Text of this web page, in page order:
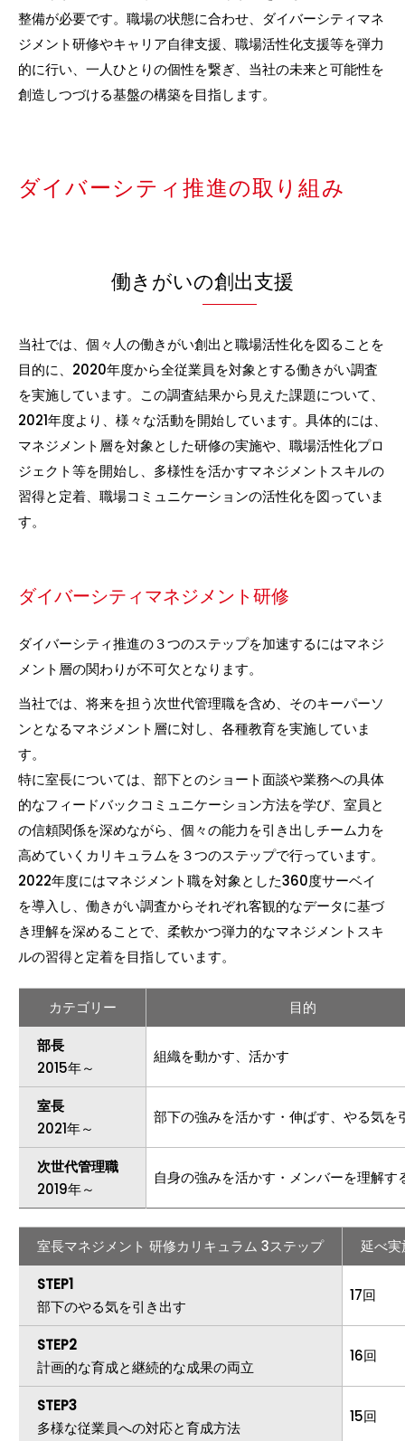
整備が必要です。職場の状態に合わせ、ダイバーシティマネ
ジメント研修やキャリア自律支援、職場活性化支援等を弾力
的に行い、一人ひとりの個性を繋ぎ、当社の未来と可能性を
創造しつづける基盤の構築を目指します。
ダイバーシティ推進の取り組み
働きがいの創出支援
当社では、個々人の働きがい創出と職場活性化を図ることを
目的に、2020年度から全従業員を対象とする働きがい調査
を実施しています。この調査結果から見えた課題について、
2021年度より、様々な活動を開始しています。具体的には、
マネジメント層を対象とした研修の実施や、職場活性化プロ
ジェクト等を開始し、多様性を活かすマネジメントスキルの
習得と定着、職場コミュニケーションの活性化を図っていま
す。
ダイバーシティマネジメント研修
ダイバーシティ推進の３つのステップを加速するにはマネジ
メント層の関わりが不可欠となります。
当社では、将来を担う次世代管理職を含め、そのキーパーソ
ンとなるマネジメント層に対し、各種教育を実施していま
す。
特に室長については、部下とのショート面談や業務への具体
的なフィードバックコミュニケーション方法を学び、室員と
の信頼関係を深めながら、個々の能力を引き出しチーム力を
高めていくカリキュラムを３つのステップで行っています。
2022年度にはマネジメント職を対象とした360度サーベイ
を導入し、働きがい調査からそれぞれ客観的なデータに基づ
き理解を深めることで、柔軟かつ弾力的なマネジメントスキ
ルの習得と定着を目指しています。
カテゴリー
目的
部長
2015年～
組織を動かす、活かす
室長
2021年～
部下の強みを活かす・伸ばす、やる気を
次世代管理職
2019年～
自身の強みを活かす・メンバーを理解す
室長マネジメント 研修カリキュラム 3ステップ
延べ実
STEP1
部下のやる気を引き出す
17回
STEP2
計画的な育成と継続的な成果の両立
16回
STEP3
多様な従業員への対応と育成方法
15回